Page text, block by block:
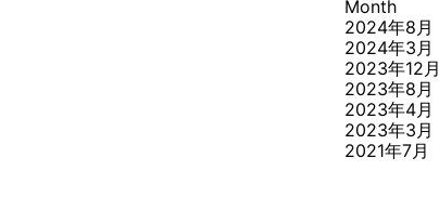
Month
2024年8月
2024年3月
2023年12月
2023年8月
2023年4月
2023年3月
2021年7月